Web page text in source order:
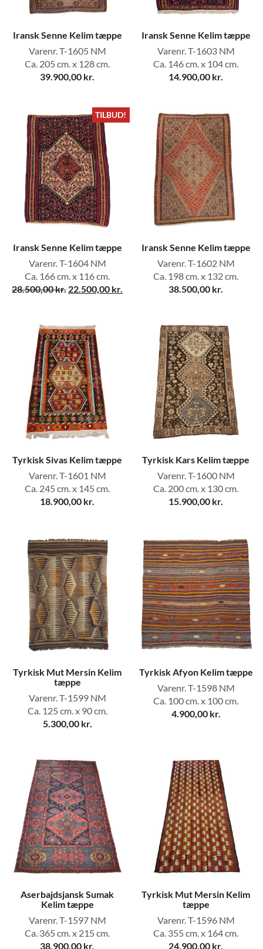
Iransk Senne Kelim tæppe
Varenr. T-1605 NM
Ca. 205 cm. x 128 cm.
39.900,00 kr.
Iransk Senne Kelim tæppe
Varenr. T-1603 NM
Ca. 146 cm. x 104 cm.
14.900,00 kr.
TILBUD!
Iransk Senne Kelim tæppe
Varenr. T-1604 NM
Ca. 166 cm. x 116 cm.
28.500,00kr. 22.500,00 kr.
Iransk Senne Kelim tæppe
Varenr. T-1602 NM
Ca. 198 cm. x 132 cm.
38.500,00 kr.
Tyrkisk Sivas Kelim tæppe
Varenr. T-1601 NM
Ca. 245 cm. x 145 cm.
18.900,00 kr.
Tyrkisk Kars Kelim tæppe
Varenr. T-1600 NM
Ca. 200 cm. x 130 cm.
15.900,00 kr.
Tyrkisk Mut Mersin Kelim
tæppe
Varenr. T-1599 NM
Ca. 125 cm. x 90 cm.
5.300,00 kr.
Tyrkisk Afyon Kelim tæppe
Varenr. T-1598 NM
Ca. 100 cm. x 100 cm.
4.900,00 kr.
Aserbajdsjansk Sumak
Kelim tæppe
Varenr. T-1597 NM
Ca. 365 cm. x 215 cm.
38.900,00 kr.
Tyrkisk Mut Mersin Kelim
tæppe
Varenr. T-1596 NM
Ca. 355 cm. x 164 cm.
24.900,00 kr.